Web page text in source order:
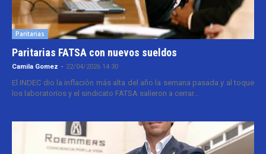
Paritarias
Paritarias FATSA con nuevos sueldos
Camila Gomez - 22/04/2026 14:30
El INDEC dio la inflación más alta del año la semana pasada y al toque
los laboratorios y el sindicato FATSA salieron a cerrar...